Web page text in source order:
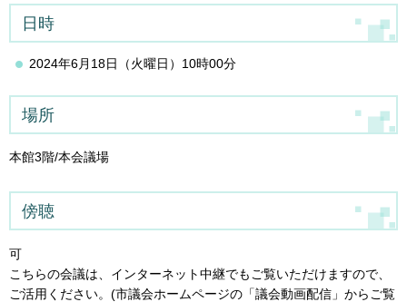
日時
2024年6月18日（火曜日）10時00分
場所
本館3階/本会議場
傍聴
可
こちらの会議は、インターネット中継でもご覧いただけますので、
ご活用ください。(市議会ホームページの「議会動画配信」からご覧